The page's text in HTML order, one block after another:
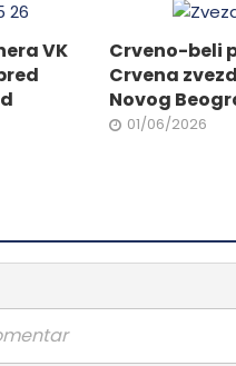
izabrane
stranici
proizvoda.
VK
Crveno-beli
Crvena
Novog
01/06/2026